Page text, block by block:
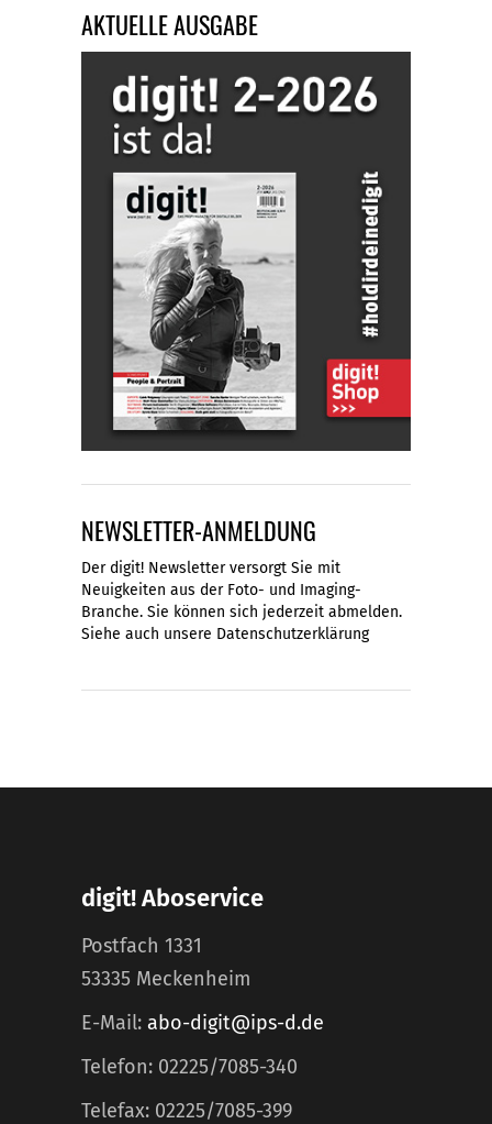
AKTUELLE AUSGABE
NEWSLETTER-ANMELDUNG
Der digit! Newsletter versorgt Sie mit
Neuigkeiten aus der Foto- und Imaging-
Branche. Sie können sich jederzeit abmelden.
Siehe auch unsere Datenschutzerklärung
digit! Aboservice
Postfach 1331
53335 Meckenheim
E-Mail: abo-digit@ips-d.de
Telefon: 02225/7085-340
Telefax: 02225/7085-399